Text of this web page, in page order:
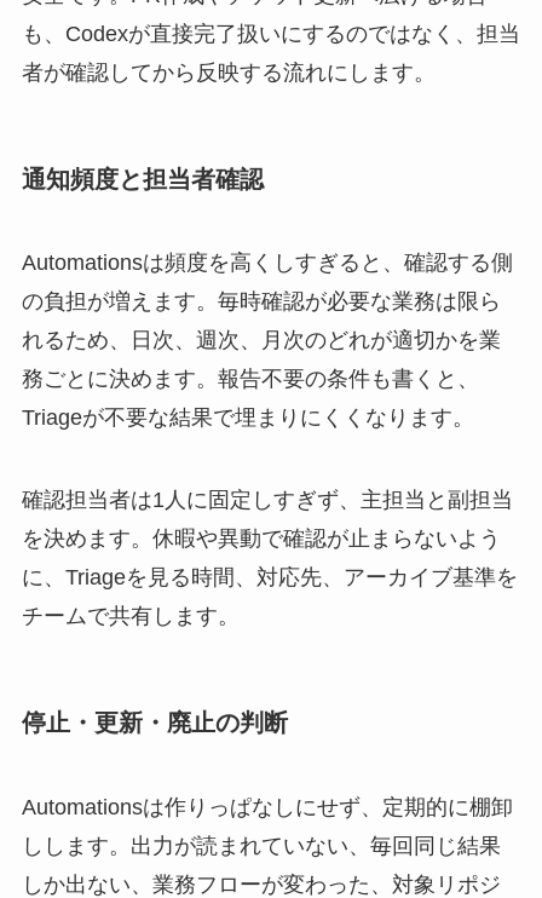
も、Codexが直接完了扱いにするのではなく、担当
者が確認してから反映する流れにします。
通知頻度と担当者確認
Automationsは頻度を高くしすぎると、確認する側
の負担が増えます。毎時確認が必要な業務は限ら
れるため、日次、週次、月次のどれが適切かを業
務ごとに決めます。報告不要の条件も書くと、
Triageが不要な結果で埋まりにくくなります。
確認担当者は1人に固定しすぎず、主担当と副担当
を決めます。休暇や異動で確認が止まらないよう
に、Triageを見る時間、対応先、アーカイブ基準を
チームで共有します。
停止・更新・廃止の判断
Automationsは作りっぱなしにせず、定期的に棚卸
しします。出力が読まれていない、毎回同じ結果
しか出ない、業務フローが変わった、対象リポジ